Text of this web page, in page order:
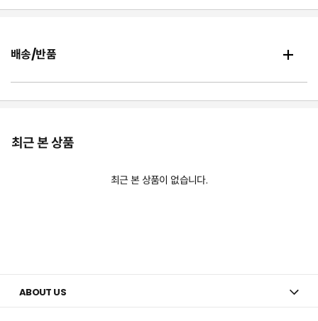
배송/반품
최근 본 상품
최근 본 상품이 없습니다.
ABOUT US